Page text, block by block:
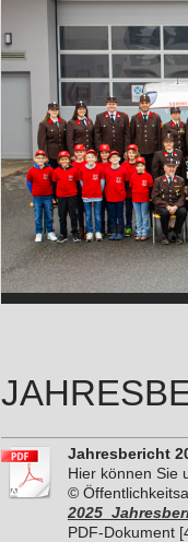
Jahresbericht
Hier können Sie
©
PDF-Dokument